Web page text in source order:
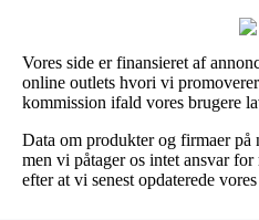
Vores side er finansieret af
online outlets hvori vi
kommission ifald vores brugere
Data om produkter og firmaer på
men vi påtager os intet ansvar
efter at vi senest opdaterede